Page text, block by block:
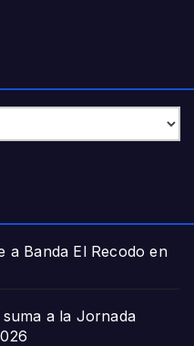
a Banda El Recodo en
a la Jornada